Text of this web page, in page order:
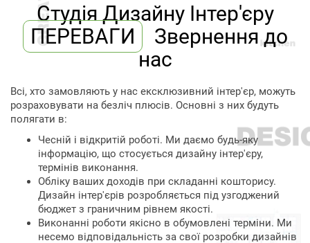
Студія Дизайну Інтер'єру
ПЕРЕВАГИ
Звернення до
нас
Всі, хто замовляють у нас ексклюзивний інтер'єр, можуть
розраховувати на безліч плюсів. Основні з них будуть
полягати в:
Чесній і відкритій роботі. Ми даємо будь-яку
інформацію, що стосується дизайну інтер'єру,
термінів виконання.
Обліку ваших доходів при складанні кошторису.
Дизайн інтер'єрів розробляється під узгоджений
бюджет з граничним рівнем якості.
Виконанні роботи якісно в обумовлені терміни. Ми
несемо відповідальність за свої розробки дизайнів